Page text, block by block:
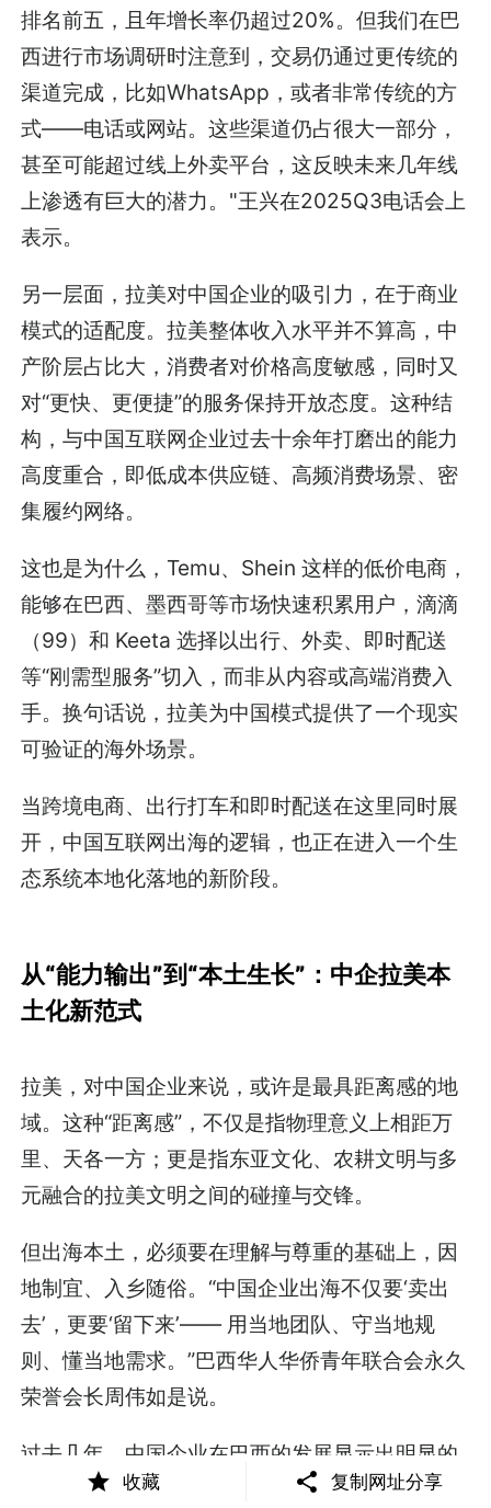
排名前五，且年增长率仍超过20%。但我们在巴
西进行市场调研时注意到，交易仍通过更传统的
渠道完成，比如WhatsApp，或者非常传统的方
式——电话或网站。这些渠道仍占很大一部分，
甚至可能超过线上外卖平台，这反映未来几年线
上渗透有巨大的潜力。"王兴在2025Q3电话会上
表示。
另一层面，拉美对中国企业的吸引力，在于商业
模式的适配度。拉美整体收入水平并不算高，中
产阶层占比大，消费者对价格高度敏感，同时又
对“更快、更便捷”的服务保持开放态度。这种结
构，与中国互联网企业过去十余年打磨出的能力
高度重合，即低成本供应链、高频消费场景、密
集履约网络。
这也是为什么，Temu、Shein 这样的低价电商，
能够在巴西、墨西哥等市场快速积累用户，滴滴
（99）和 Keeta 选择以出行、外卖、即时配送
等“刚需型服务”切入，而非从内容或高端消费入
手。换句话说，拉美为中国模式提供了一个现实
可验证的海外场景。
当跨境电商、出行打车和即时配送在这里同时展
开，中国互联网出海的逻辑，也正在进入一个生
态系统本地化落地的新阶段。
从“能力输出”到“本土生长”：中企拉美本
土化新范式
拉美，对中国企业来说，或许是最具距离感的地
域。这种“距离感”，不仅是指物理意义上相距万
里、天各一方；更是指东亚文化、农耕文明与多
元融合的拉美文明之间的碰撞与交锋。
但出海本土，必须要在理解与尊重的基础上，因
地制宜、入乡随俗。“中国企业出海不仅要‘卖出
去’，更要‘留下来’—— 用当地团队、守当地规
则、懂当地需求。”巴西华人华侨青年联合会永久
荣誉会长周伟如是说。
过去几年，中国企业在巴西的发展显示出明显的
本地化趋势。无论是学习当地语言，还是与本土
收藏 复制网址分享